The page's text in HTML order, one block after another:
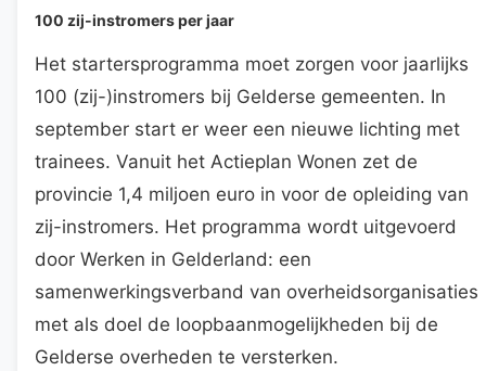
100 zij-instromers per jaar
Het startersprogramma moet zorgen voor jaarlijks
100 (zij-)instromers bij Gelderse gemeenten. In
september start er weer een nieuwe lichting met
trainees. Vanuit het Actieplan Wonen zet de
provincie 1,4 miljoen euro in voor de opleiding van
zij-instromers. Het programma wordt uitgevoerd
door Werken in Gelderland: een
samenwerkingsverband van overheidsorganisaties
met als doel de loopbaanmogelijkheden bij de
Gelderse overheden te versterken.